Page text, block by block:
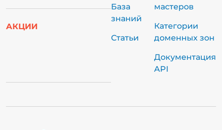
АКЦИИ
База
знаний
Статьи
мастеров
Категории
доменных зон
Документация
API